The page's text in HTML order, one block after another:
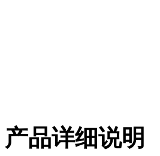
产品详细说明